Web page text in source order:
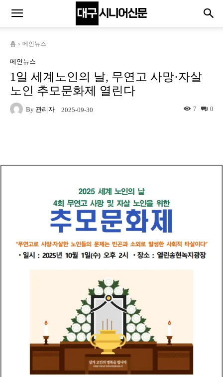
홈 메인뉴스
메인뉴스
1일 세계노인의 날, 무연고 사망·자살
노인 추모문화제 열린다
By 관리자 2025-09-30 0
7